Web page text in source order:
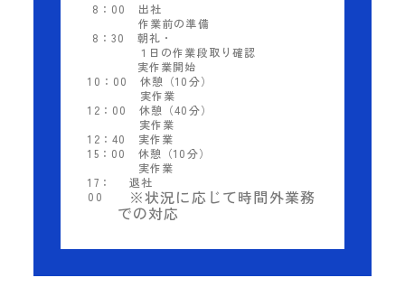
8：00
出社
作業前の準備
8：30
朝礼・
１日の作業段取り確認
実作業開始
10：00
休憩（10分）
実作業
12：00
休憩（40分）
実作業
12：40
実作業
15：00
休憩（10分）
実作業
17：
00
退社
※状況に応じて時間外業務
での対応